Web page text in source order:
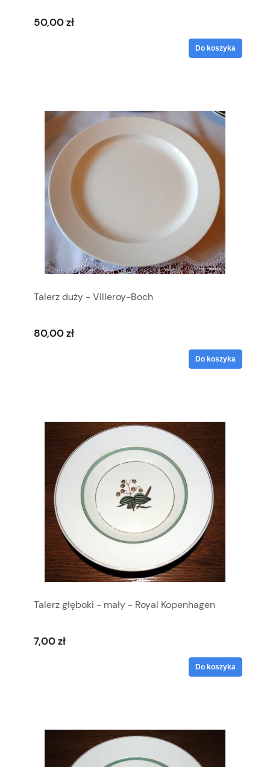
50,00 zł
Do koszyka
Talerz duży - Villeroy-Boch
80,00 zł
Do koszyka
Talerz głęboki - mały - Royal Kopenhagen
7,00 zł
Do koszyka